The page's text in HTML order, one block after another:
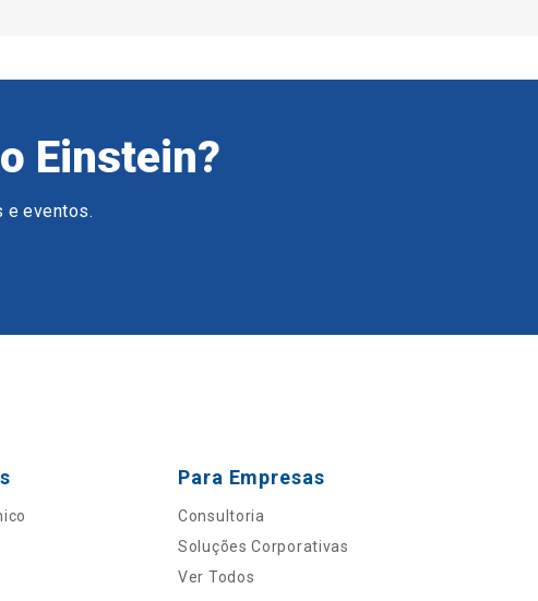
Einstein?
e eventos.
Para Empresas
Consultoria
Soluções Corporativas
Ver Todos